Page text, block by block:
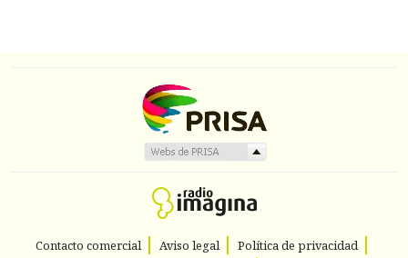
Contacto comercial Aviso legal
Política de privacidad